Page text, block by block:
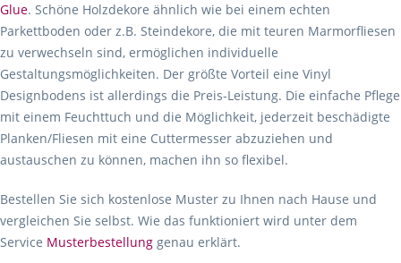
Glue. Schöne Holzdekore ähnlich wie bei einem echten
Parkettboden oder z.B. Steindekore, die mit teuren Marmorfliesen
zu verwechseln sind, ermöglichen individuelle
Gestaltungsmöglichkeiten. Der größte Vorteil eine Vinyl
Designbodens ist allerdings die Preis-Leistung. Die einfache Pflege
mit einem Feuchttuch und die Möglichkeit, jederzeit beschädigte
Planken/Fliesen mit eine Cuttermesser abzuziehen und
austauschen zu können, machen ihn so flexibel.
Bestellen Sie sich kostenlose Muster zu Ihnen nach Hause und
vergleichen Sie selbst. Wie das funktioniert wird unter dem
Service Musterbestellung genau erklärt.